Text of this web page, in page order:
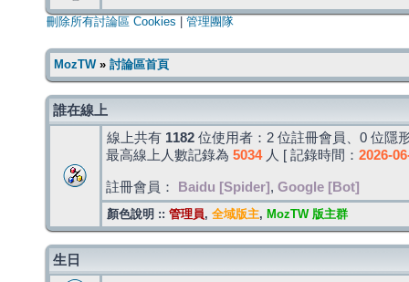
刪除所有討論區 Cookies 管理團隊
MozTW» 討論區首頁
誰在線上
線上共有 1182 位使用者：2 位註冊會員、0 位隱
最高線上人數記錄為 5034人 [ 記錄時間： 2026-
註冊會員： Baidu [Spider] , Google [Bot]
顏色說明 :: 管理員, 全域版主, MozTW 版主群
生日